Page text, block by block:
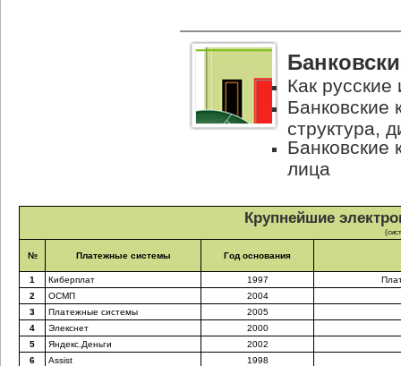
Как русские
Банковские
структура,
Банковские
лица
Крупнейшие
№ Платежные системы Год основания
1 Киберплат 1997
2
ОСМП
2004
3
Платежные системы
2005
4
Элекснет
2000
5
Яндекс.Деньги
2002
6
Assist
1998